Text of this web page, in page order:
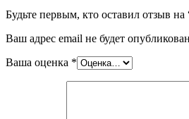
квалификационного
и
ответственных
лиц
Будьте первым, кто оставил отзыв
Ваш адрес email не будет
Ваша оценка *